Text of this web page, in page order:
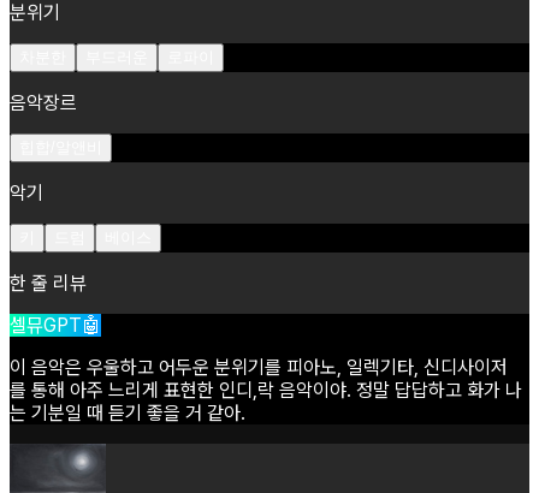
분위기
음악장르
악기
한 줄 리뷰
셀뮤GPT🤖
이 음악은 우울하고 어두운 분위기를 피아노, 일렉기타, 신디사이저
를 통해 아주 느리게 표현한 인디,락 음악이야. 정말 답답하고 화가 나
는 기분일 때 듣기 좋을 거 같아.